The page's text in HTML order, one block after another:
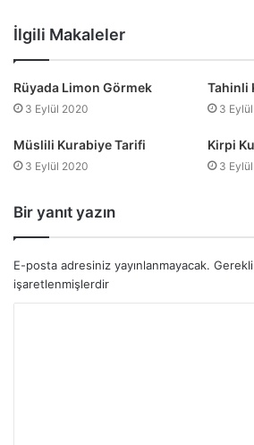
İlgili Makaleler
Rüyada Limon Görmek
3 Eylül 2020
Tahinli
3
Müslili Kurabiye Tarifi
3 Eylül 2020
Kirpi
3
Bir yanıt yazın
E-posta adresiniz yayınlanmayacak.
işaretlenmişlerdir